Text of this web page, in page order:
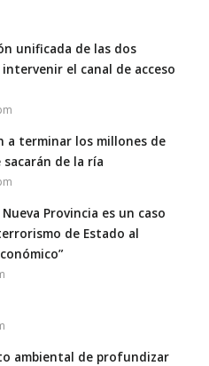
unificada de las dos
el canal de acceso
a terminar los millones de
de la ría
Provincia es un caso
de Estado al
ambiental de profundizar